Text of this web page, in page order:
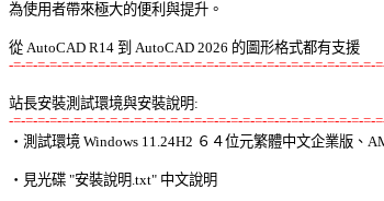
為使用者帶來極大的便利與提升。
-=-=-=-=-=-=-=-=-=-=-=-=-=-=-=-=-=-=-=-=-=-=-=-=-=-=-=-=-=-=-
站長安裝測試環境與安裝說明:
-=-=-=-=-=-=-=-=-=-=-=-=-=-=-=-=-=-=-=-=-=-=-=-=-=-=-=-=-=-=-
‧測試環境 Windows 11.24H2 ６４位元繁體中文企業版、
‧見光碟 "安裝說明.txt" 中文說明